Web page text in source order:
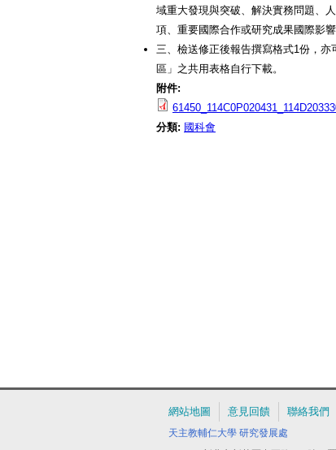
域重大發現與突破、解決實務問題、
項、重要國際合作或研究成果國際影響
三、檢送修正後報告撰寫格式1份，亦
區」之共用表格自行下載。
附件:
分類: 國科會
網站地圖 意見回饋 聯絡我們
天主教輔仁大學 研究發展處